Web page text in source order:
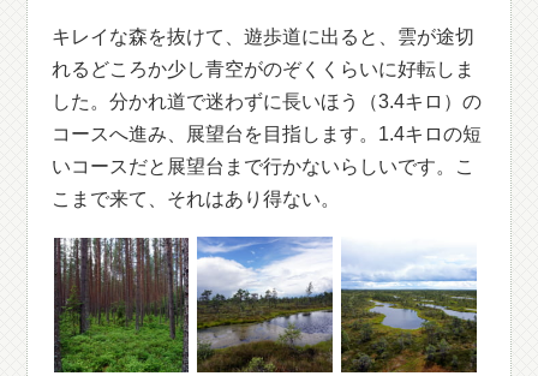
キレイな森を抜けて、遊歩道に出ると、雲が途切
れるどころか少し青空がのぞくくらいに好転しま
した。分かれ道で迷わずに長いほう（3.4キロ）の
コースへ進み、展望台を目指します。1.4キロの短
いコースだと展望台まで行かないらしいです。こ
こまで来て、それはあり得ない。